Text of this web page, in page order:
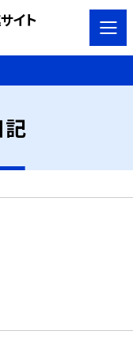
イト
記